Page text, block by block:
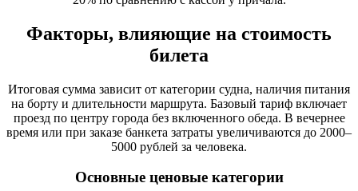
Факторы, влияющие на стоимость
билета
Итоговая сумма зависит от категории судна, наличия питания
на борту и длительности маршрута. Базовый тариф включает
проезд по центру города без включенного обеда. В вечернее
время или при заказе банкета затраты увеличиваются до 2000–
5000 рублей за человека.
Основные ценовые категории